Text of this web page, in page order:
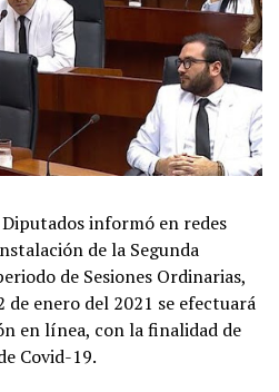
informó en redes
de la Segunda
de Sesiones Ordinarias,
de enero del 2021 se efectuará
en línea, con la finalidad de
Covid-19.